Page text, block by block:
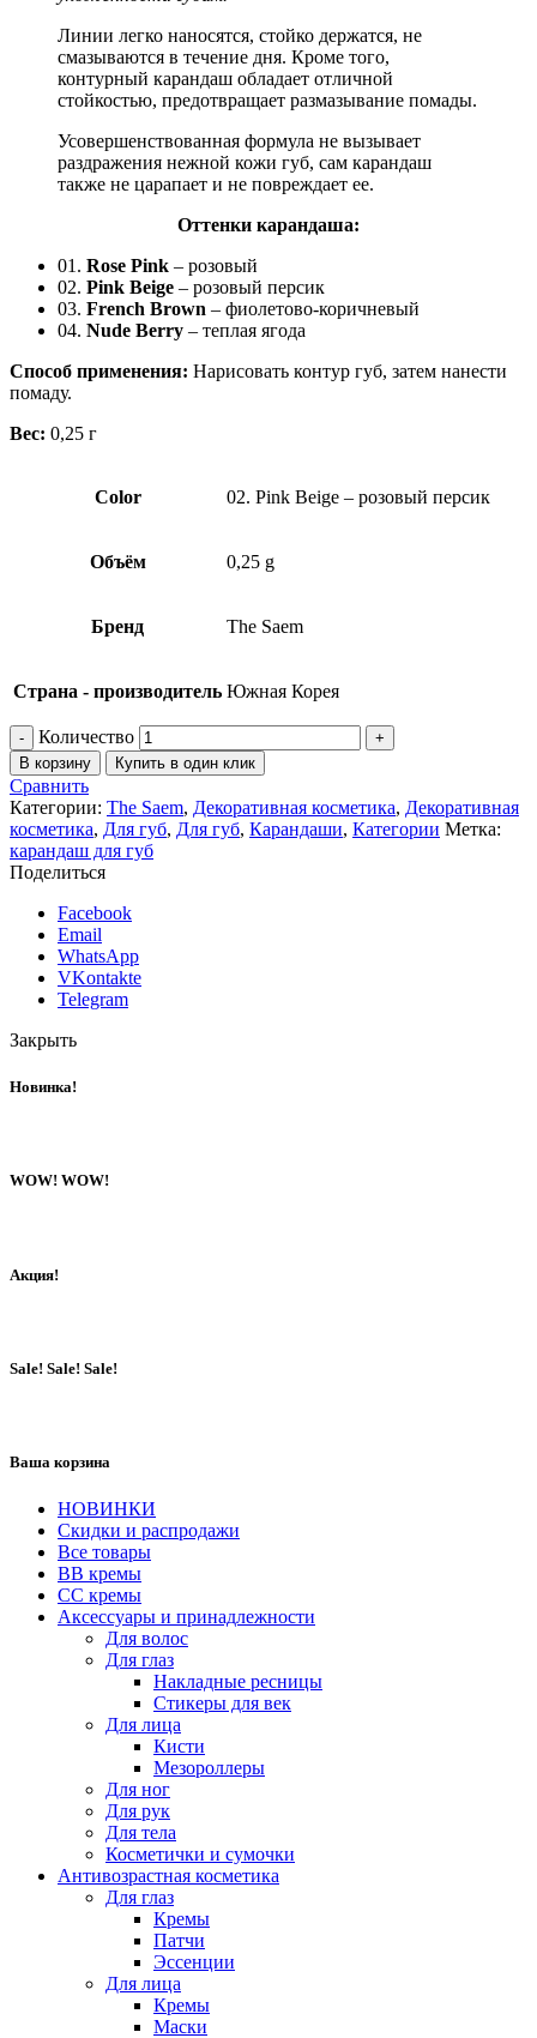
Линии легко наносятся, стойко держатся, не
смазываются в течение дня. Кроме того,
контурный карандаш обладает отличной
стойкостью, предотвращает размазывание помады.
Усовершенствованная формула не вызывает
раздражения нежной кожи губ, сам карандаш
также не царапает и не повреждает ее.
Оттенки карандаша:
01. Rose Pink – розовый
02. Pink Beige – розовый персик
03. French Brown – фиолетово-коричневый
04. Nude Berry – теплая ягода
Способ применения: Нарисовать контур губ, затем нанести
помаду.
Вес: 0,25 г
Color 02. Pink Beige – розовый персик
Объём 0,25 g
Бренд The Saem
Страна - производитель Южная Корея
Количество
В корзину Купить в один клик
Сравнить
Категории: The Saem, Декоративная косметика, Декоративная
косметика, Для губ, Для губ, Карандаши, Категории Метка:
карандаш для губ
Поделиться
Facebook
Email
WhatsApp
VKontakte
Telegram
Закрыть
Новинка!
WOW! WOW!
Акция!
Sale! Sale! Sale!
Ваша корзина
НОВИНКИ
Скидки и распродажи
Все товары
BB кремы
CC кремы
Аксессуары и принадлежности
Для волос
Для глаз
Накладные ресницы
Стикеры для век
Для лица
Кисти
Мезороллеры
Для ног
Для рук
Для тела
Косметички и сумочки
Антивозрастная косметика
Для глаз
Кремы
Патчи
Эссенции
Для лица
Кремы
Маски